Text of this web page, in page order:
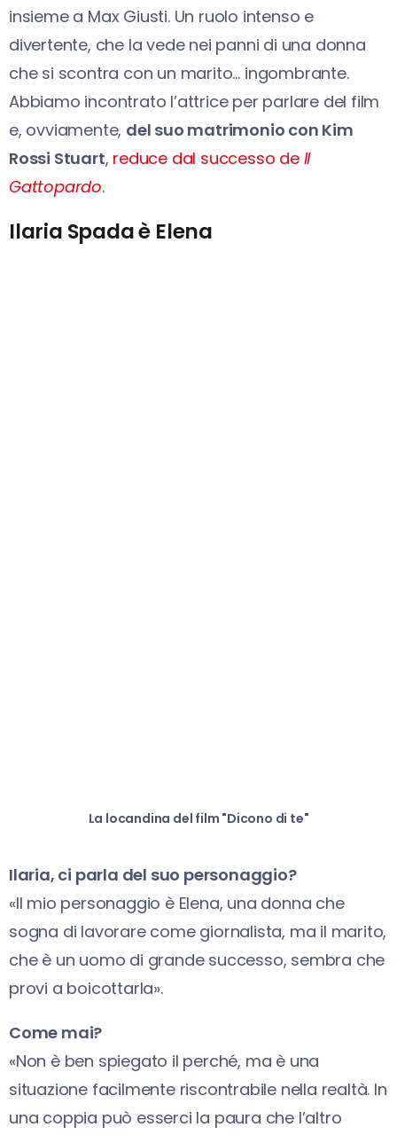
insieme a Max Giusti. Un ruolo intenso e
divertente, che la vede nei panni di una donna
che si scontra con un marito… ingombrante.
Abbiamo incontrato l’attrice per parlare del film
e, ovviamente, del suo matrimonio con Kim
Rossi Stuart, reduce dal successo de Il
Gattopardo.
Ilaria Spada è Elena
La locandina del film "Dicono di te"
Ilaria, ci parla del suo personaggio?
«Il mio personaggio è Elena, una donna che
sogna di lavorare come giornalista, ma il marito,
che è un uomo di grande successo, sembra che
provi a boicottarla».
Come mai?
«Non è ben spiegato il perché, ma è una
situazione facilmente riscontrabile nella realtà. In
una coppia può esserci la paura che l’altro